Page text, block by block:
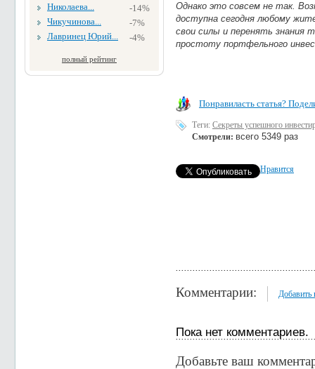
Николаева...
-14%
Чикучинова...
-7%
Лавринец Юрий...
-4%
полный рейтинг
Однако это совсем не так.
доступна сегодня любому
свои силы и перенять знания
простоту портфельного
Понравиласть статья?
Теги: Секреты успешного
Смотрели: всего 5349 раз
Нравится
Комментарии: Добавить
Пока нет комментариев.
Добавьте ваш